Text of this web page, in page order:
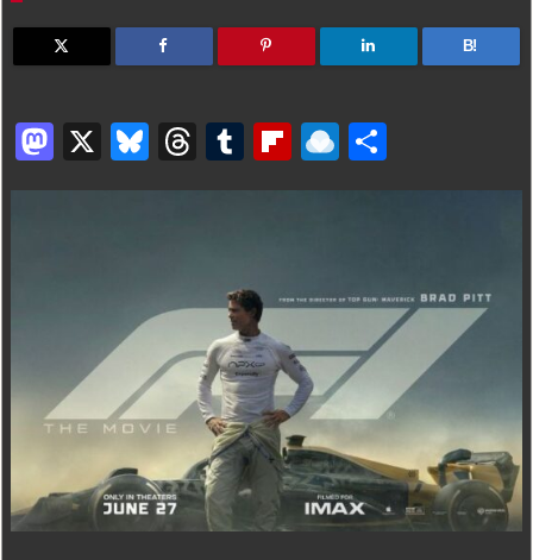
B!
M
a
X
Bl
u
y
T
hr
s
T
u
r
Fl
ip
ar
R
o
io
有